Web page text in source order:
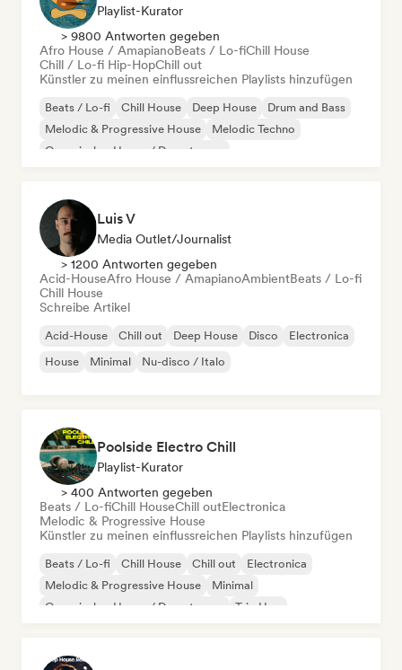
Playlist-Kurator
> 9800 Antworten gegeben
Afro House / AmapianoBeats / Lo-fiChill House
Chill / Lo-fi Hip-HopChill out
Künstler zu meinen einflussreichen Playlists hinzufügen
Beats / Lo-fi Chill House Deep House
Drum and Bass
Melodic & Progressive House
Melodic Techno
Organischer House / Downtempo
Luis V
Media Outlet/Journalist
> 1200 Antworten gegeben
Acid-HouseAfro House / AmapianoAmbientBeats / Lo-fi
Chill House
Schreibe Artikel
Acid-House Chill out Deep House Disco
Electronica
House
Minimal Nu-disco / Italo
Poolside Electro Chill
Playlist-Kurator
> 400 Antworten gegeben
Beats / Lo-fiChill HouseChill outElectronica
Melodic & Progressive House
Künstler zu meinen einflussreichen Playlists hinzufügen
Beats / Lo-fi Chill House Chill out
Electronica
Melodic & Progressive House
Minimal
Organischer House / Downtempo
Trip Hop